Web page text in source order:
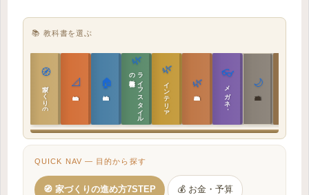
📚 教科書を選ぶ
🧭
家づくりの教科書 📐
実施設計の教科書
🏠
性能設計の教科書
🌿
ラ
イ
フ
ス
タ
イ
ル
の
教科書 🌿
インテリア設計 🌿
敷地設計の教科書
👓
メガネ｜転職 🌙
建築思想の教科書
QUICK NAV — 目的から探す
🧭 家づくりの進め方7STEP 💰 お金・予算